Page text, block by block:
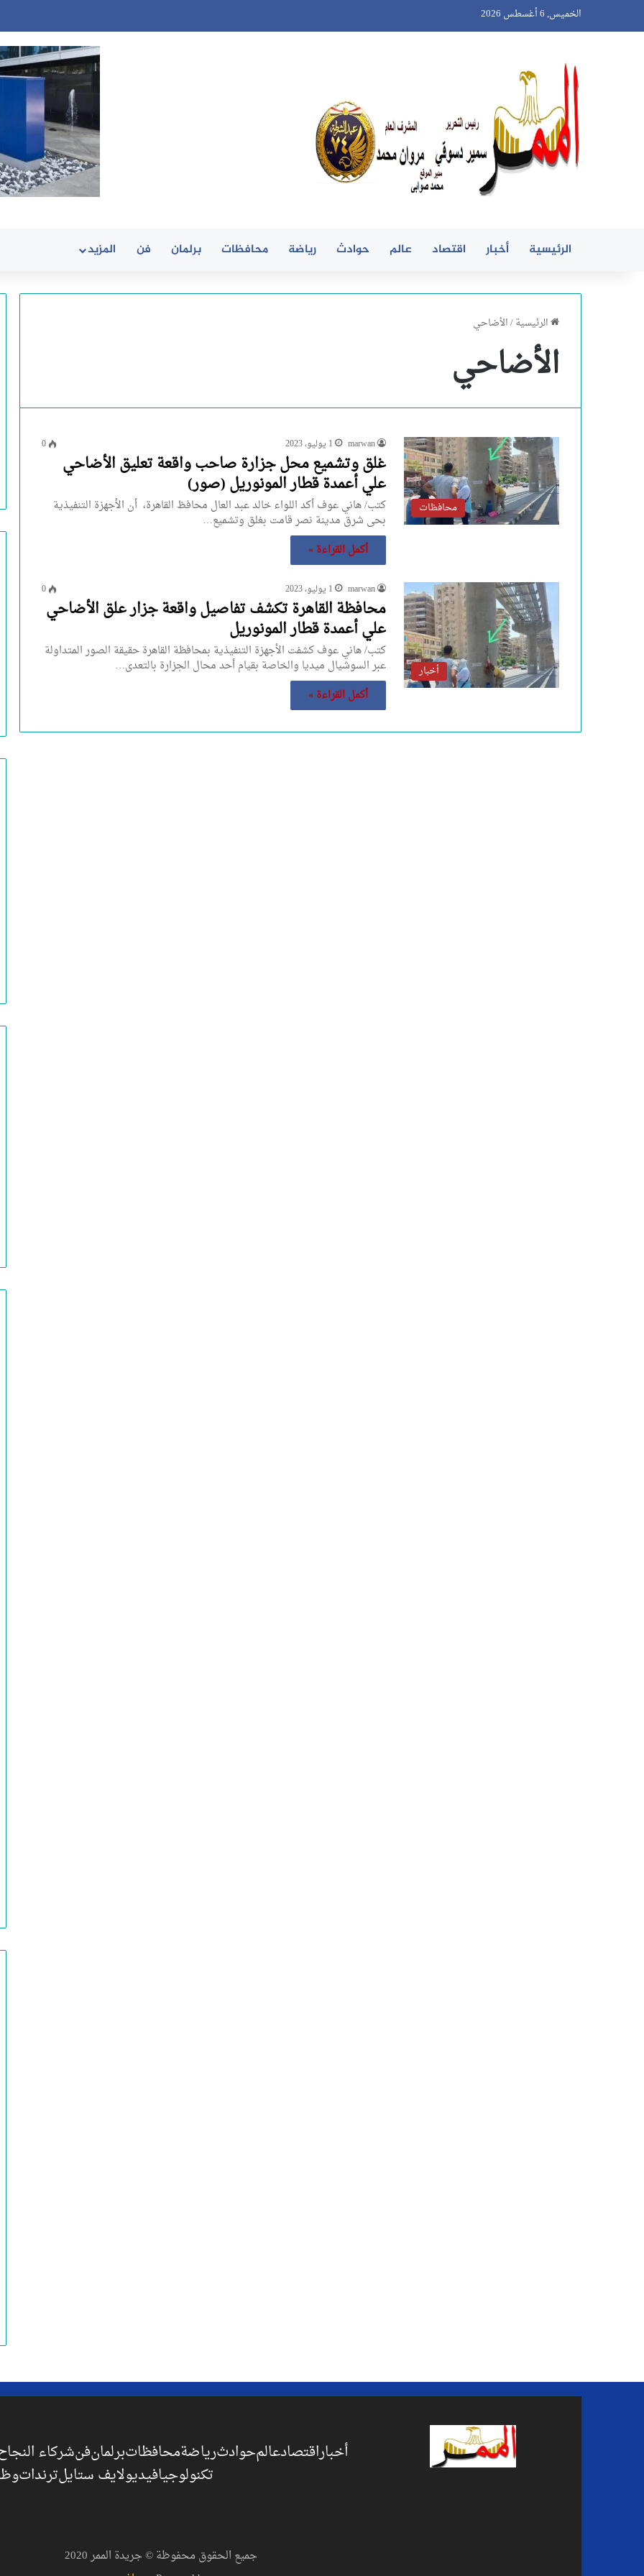
الخميس, 6 أغسطس 2026
الرئيسية أخبار اقتصاد عالم حوادث رياضة محافظات برلمان فن المزيد
الرئيسية/الأضاحي
الأضاحي
محافظات
marwan 1 يوليو، 2023 0
غلق وتشميع محل جزارة صاحب واقعة تعليق الأضاحي
علي أعمدة قطار المونوريل (صور)
كتب/ هاني عوف أكد اللواء خالد عبد العال محافظ القاهرة، أن الأجهزة التنفيذية
بحى شرق مدينة نصر قامت بغلق وتشميع…
أكمل القراءة »
أخبار
marwan 1 يوليو، 2023 0
محافظة القاهرة تكشف تفاصيل واقعة جزار علق الأضاحي
علي أعمدة قطار المونوريل
كتب/ هاني عوف كشفت الأجهزة التنفيذية بمحافظة القاهرة حقيقة الصور المتداولة
عبر السوشيال ميديا والخاصة بقيام أحد محال الجزارة بالتعدى…
أكمل القراءة »
أخباراقتصادعالمحوادثرياضةمحافظاتبرلمانفنشركاء
تكنولوجيافيديولايف ستايلترندات
جميع الحقوق محفوظة © جريدة الممر 2020